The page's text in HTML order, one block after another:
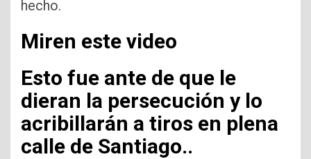
hecho.
Miren este video
Esto fue ante de que le
dieran la persecución y lo
acribillarán a tiros en plena
calle de Santiago..